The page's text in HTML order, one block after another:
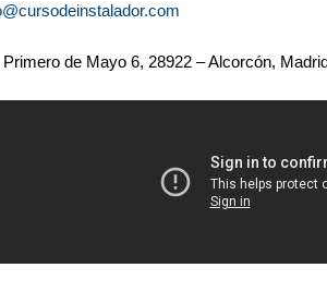
de Mayo 6, 28922 – Alcorcón,